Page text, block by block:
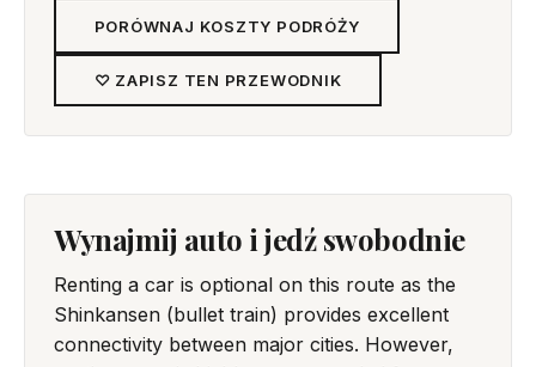
PORÓWNAJ KOSZTY PODRÓŻY
♡ ZAPISZ TEN PRZEWODNIK
Wynajmij auto i jedź swobodnie
Renting a car is optional on this route as the
Shinkansen (bullet train) provides excellent
connectivity between major cities. However,